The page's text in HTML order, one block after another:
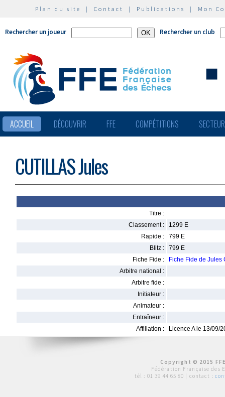
Plan du site | Contact | Publications | Mon
Rechercher un joueur Rechercher un club
ACCUEIL DÉCOUVRIR FFE COMPÉTITIONS
CUTILLAS Jules
Titre :
Classement :
1299 E
Rapide :
799 E
Blitz :
799 E
Fiche Fide :
Fiche Fide de Jules
Arbitre national :
Arbitre fide :
Initiateur :
Animateur :
Entraîneur :
Affiliation :
Licence A le 13/09/
Copyright © 2015
Fédération Française des
tél : 01 39 44 65 80 | contact :